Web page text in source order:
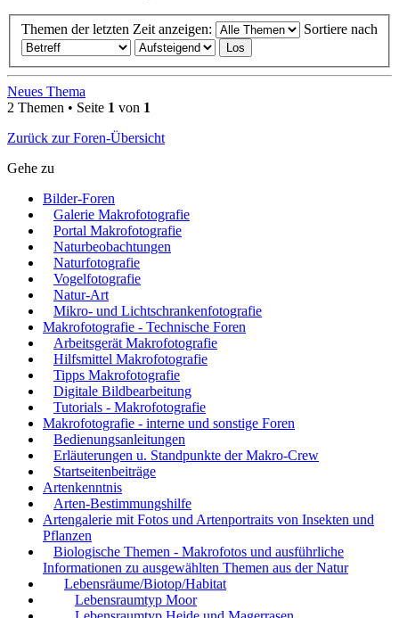
Themen der letzten Zeit anzeigen: Sortiere nach
Neues Thema
2 Themen • Seite 1 von 1
Zurück zur Foren-Übersicht
Gehe zu
Bilder-Foren
Galerie Makrofotografie
Portal Makrofotografie
Naturbeobachtungen
Naturfotografie
Vogelfotografie
Natur-Art
Mikro- und Lichtschrankenfotografie
Makrofotografie - Technische Foren
Arbeitsgerät Makrofotografie
Hilfsmittel Makrofotografie
Tipps Makrofotografie
Digitale Bildbearbeitung
Tutorials - Makrofotografie
Makrofotografie - interne und sonstige Foren
Bedienungsanleitungen
Erläuterungen u. Standpunkte der Makro-Crew
Startseitenbeiträge
Artenkenntnis
Arten-Bestimmungshilfe
Artengalerie mit Fotos und Artenportraits von Insekten und
Pflanzen
Biologische Themen - Makrofotos und ausführliche
Informationen zu ausgewählten Themen aus der Natur
Lebensräume/Biotop/Habitat
Lebensraumtyp Moor